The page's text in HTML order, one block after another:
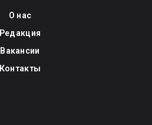
О нас
Редакция
Вакансии
Контакты